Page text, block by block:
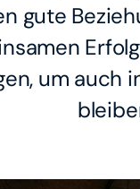
gute
um